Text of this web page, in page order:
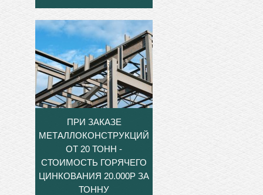
ПРИ ЗАКАЗЕ
МЕТАЛЛОКОНСТРУКЦИЙ
ОТ 20 ТОНН -
СТОИМОСТЬ ГОРЯЧЕГО
ЦИНКОВАНИЯ 20.000Р ЗА
ТОННУ